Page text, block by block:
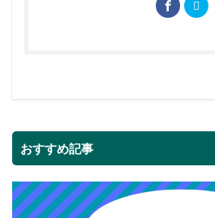
おすすめ記事